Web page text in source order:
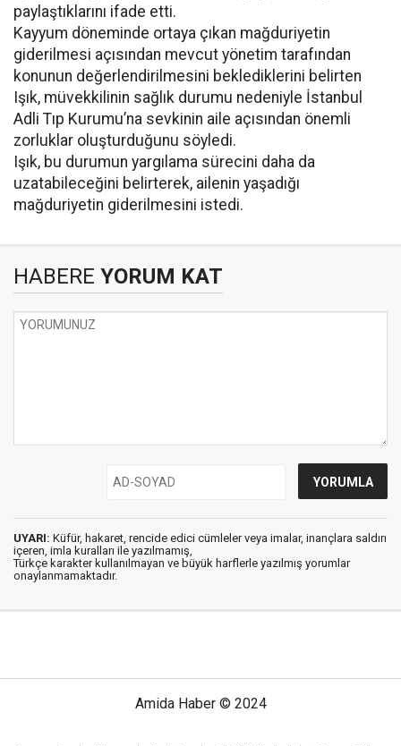
paylaştıklarını ifade etti.
Kayyum döneminde ortaya çıkan mağduriyetin
giderilmesi açısından mevcut yönetim tarafından
konunun değerlendirilmesini beklediklerini belirten
Işık, müvekkilinin sağlık durumu nedeniyle İstanbul
Adli Tıp Kurumu’na sevkinin aile açısından önemli
zorluklar oluşturduğunu söyledi.
Işık, bu durumun yargılama sürecini daha da
uzatabileceğini belirterek, ailenin yaşadığı
mağduriyetin giderilmesini istedi.
HABERE YORUM KAT
UYARI: Küfür, hakaret, rencide edici cümleler veya imalar, inançlara saldırı
içeren, imla kuralları ile yazılmamış,
Türkçe karakter kullanılmayan ve büyük harflerle yazılmış yorumlar
onaylanmamaktadır.
Amida Haber © 2024